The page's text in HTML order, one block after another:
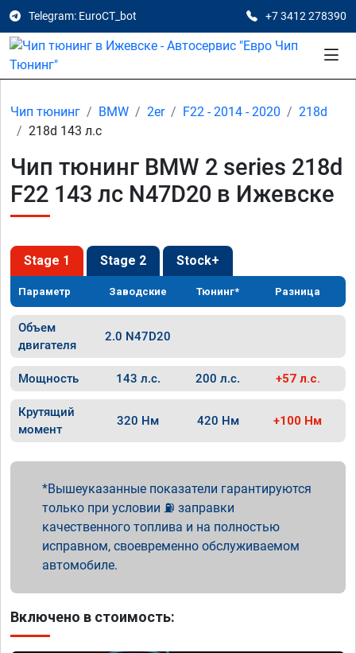
Telegram: EuroCT_bot +7 3412 278390
Чип тюнинг BMW 2er F22 - 2014 - 2020
218d
218d 143 л.с
Чип тюнинг BMW 2 series 218d
F22 143 лс N47D20 в Ижевске
Stage 1 Stage 2 Stock+
Параметр Заводские Тюнинг* Разница
Объем
двигателя
2.0 N47D20
Мощность 143 л.с. 200 л.с. +57 л.с.
Крутящий
момент
320 Нм 420 Нм +100 Нм
Вышеуказанные показатели гарантируются
только при условии ⛽ заправки
качественного топлива и на полностью
исправном, своевременно обслуживаемом
автомобиле.
Включено в стоимость: